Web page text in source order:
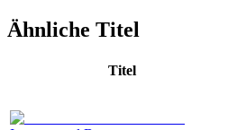
Ähnliche Titel
Titel